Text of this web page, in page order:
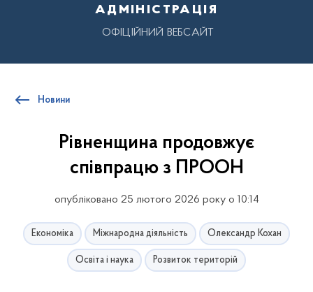
адміністрація
ОФІЦІЙНИЙ ВЕБСАЙТ
Новини
Рівненщина продовжує
співпрацю з ПРООН
опубліковано 25 лютого 2026 року о 10:14
Економіка Міжнародна діяльність Олександр Кохан
Освіта і наука Розвиток територій